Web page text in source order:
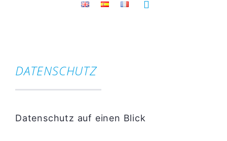
Toggle
DATENSCHUTZ
Datenschutz auf einen Blick